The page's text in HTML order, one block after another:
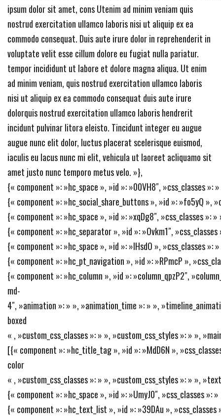
ipsum dolor sit amet, cons Utenim ad minim veniam quis
nostrud exercitation ullamco laboris nisi ut aliquip ex ea
commodo consequat. Duis aute irure dolor in reprehenderit in
voluptate velit esse cillum dolore eu fugiat nulla pariatur.
tempor incididunt ut labore et dolore magna aliqua. Ut enim
ad minim veniam, quis nostrud exercitation ullamco laboris
nisi ut aliquip ex ea commodo consequat duis aute irure
dolorquis nostrud exercitation ullamco laboris hendrerit
incidunt pulvinar litora eleisto. Tincidunt integer eu augue
augue nunc elit dolor, luctus placerat scelerisque euismod,
iaculis eu lacus nunc mi elit, vehicula ut laoreet acliquamo sit
amet justo nunc temporo metus velo. »},
{« component »: »hc_space », »id »: »00VH8″, »css_classes
{« component »: »hc_social_share_buttons », »id »: »fo5yQ
{« component »: »hc_space », »id »: »xqDg8″, »css_classes »:
{« component »: »hc_separator », »id »: »Ovkm1″,
{« component »: »hc_space », »id »: »IHsdO », »css_classes
{« component »: »hc_pt_navigation », »id »: »RPmcP »,
{« component »: »hc_column », »id »: »column_qpzP2″,
md-
4″, »animation »: » », »animation_time »: » »,
boxed
« , »custom_css_classes »: » », »custom_css_styles »: » »,
[{« component »: »hc_title_tag », »id »: »MdD6N »,
color
« , »custom_css_classes »: » », »custom_css_styles »: » »,
{« component »: »hc_space », »id »: »UmyJ0″, »css_classes
{« component »: »hc_text_list », »id »: »39DAu »,